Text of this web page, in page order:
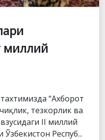
миллий
“Ахборот
тезкорлик ва
II миллий
Респуб...